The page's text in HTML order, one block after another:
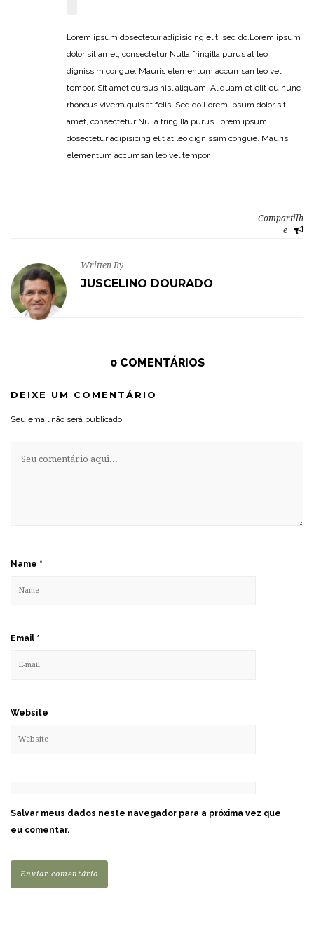
Lorem ipsum dosectetur adipisicing elit, sed do.Lorem ipsum
dolor sit amet, consectetur Nulla fringilla purus at leo
dignissim congue. Mauris elementum accumsan leo vel
tempor. Sit amet cursus nisl aliquam. Aliquam et elit eu nunc
rhoncus viverra quis at felis. Sed do.Lorem ipsum dolor sit
amet, consectetur Nulla fringilla purus Lorem ipsum
dosectetur adipisicing elit at leo dignissim congue. Mauris
elementum accumsan leo vel tempor
Compartilh
e
Written By
JUSCELINO DOURADO
0 COMENTÁRIOS
DEIXE UM COMENTÁRIO
Seu email não será publicado.
Name *
Email *
Website
Salvar meus dados neste navegador para a próxima vez que
eu comentar.